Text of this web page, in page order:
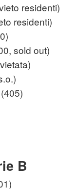
residenti)
residenti)
sold out)
B